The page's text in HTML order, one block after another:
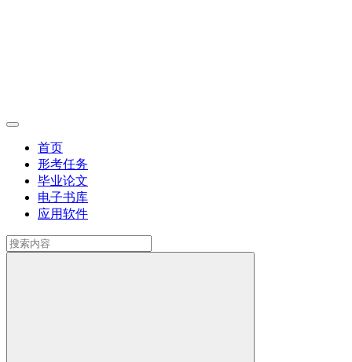
首页
形考任务
毕业论文
电子书库
应用软件